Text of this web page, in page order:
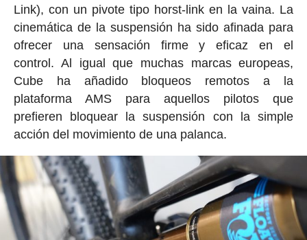
Link), con un pivote tipo horst-link en la vaina. La
cinemática de la suspensión ha sido afinada para
ofrecer una sensación firme y eficaz en el
control. Al igual que muchas marcas europeas,
Cube ha añadido bloqueos remotos a la
plataforma AMS para aquellos pilotos que
prefieren bloquear la suspensión con la simple
acción del movimiento de una palanca.